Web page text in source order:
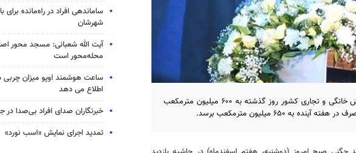
مدیرعامل شرکت ملی گاز گفت: مصرف گاز در بخش خانگی و تجاری کشور روز گذشته به ۶۰۰ میلیون مترمکعب
۶۵۰ میلیون مترمکعب برسد.
ساماندهی افراد در راه‌مانده
شهرشان
آیت الله شعبانی: مسجد محور
محله‌محور است
ساعت هوشمند اوپو میزان چربی
اطلاع می دهد
خبرنگاران صدای افراد بی‌صدا
تمدید اجرای نمایش «اسب نورد»